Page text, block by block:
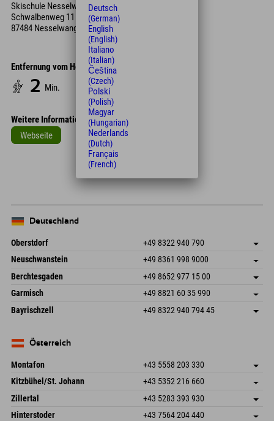
Skischule Nesselwang
Schwalbenweg 11
87484 Nesselwang
Entfernung vom Hotel
2 Min.
Weitere Informationen
Webseite
Leaflet
Deutschland
Oberstdorf +49 8322 940 790
An der Breitach 3
Deutschland
Adresse speichern
Buchen
Neuschwanstein +49 8361 998 9000
An der Riese 45
87484 Nesselwang im Allgäu
Deutschland
Adresse speichern
Anreiseinfos
Buchen
Berchtesgaden +49 8652 977 15 00
Hofreitstr. 7
Deutschland
Adresse speichern
Buchen
Garmisch +49 8821 60 35 990
Frickenstraße 22
82490 Farchant
Adresse speichern
Anreiseinfos
Bayrischzell +49 8322 940 794 45
Deutschland
Österreich
Montafon +43 5558 203 330
Dorfstr. 127b
6793 Gaschurn/Montafon
Österreich
Adresse speichern
Buchen
Kitzbühel/St. Johann +43 5352 216 660
Speckbacherstraße 87
6380 St. Johann in Tirol
Österreich
Adresse speichern
Anreiseinfos
Buchen
Zillertal +43 5283 393 930
Schmiedau 2
Adresse speichern
Hinterstoder +43 7564 204 440
Deutsch
(German)
English
(English)
Italiano
(Italian)
Čeština
(Czech)
Polski
(Polish)
Magyar
(Hungarian)
Nederlands
(Dutch)
Français
(French)